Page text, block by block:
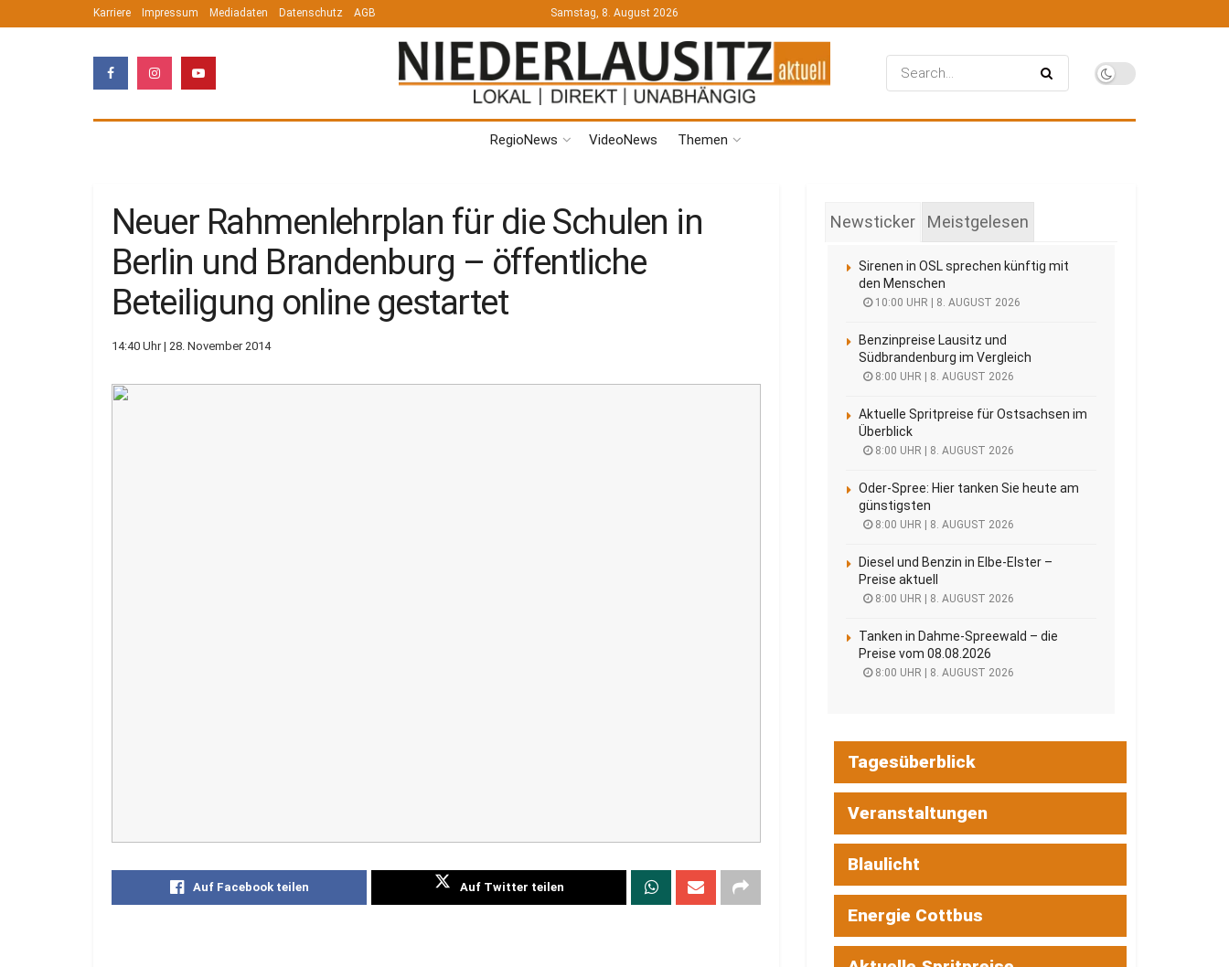
Karriere Impressum Mediadaten Datenschutz AGB Samstag, 8. August 2026
RegioNews VideoNews Themen
Neuer Rahmenlehrplan für die Schulen in
Berlin und Brandenburg – öffentliche
Beteiligung online gestartet
14:40 Uhr | 28. November 2014
Auf Facebook teilen Auf Twitter teilen
Newsticker Meistgelesen
Sirenen in OSL sprechen künftig mit
den Menschen
10:00 UHR | 8. AUGUST 2026
Benzinpreise Lausitz und
Südbrandenburg im Vergleich
8:00 UHR | 8. AUGUST 2026
Aktuelle Spritpreise für Ostsachsen im
Überblick
8:00 UHR | 8. AUGUST 2026
Oder-Spree: Hier tanken Sie heute am
günstigsten
8:00 UHR | 8. AUGUST 2026
Diesel und Benzin in Elbe-Elster –
Preise aktuell
8:00 UHR | 8. AUGUST 2026
Tanken in Dahme-Spreewald – die
Preise vom 08.08.2026
8:00 UHR | 8. AUGUST 2026
Tagesüberblick
Veranstaltungen
Blaulicht
Energie Cottbus